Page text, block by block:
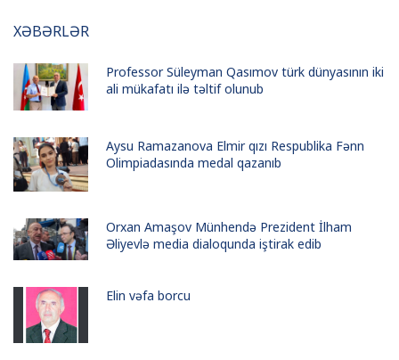
XƏBƏRLƏR
Professor Süleyman Qasımov türk dünyasının iki
ali mükafatı ilə təltif olunub
Aysu Ramazanova Elmir qızı Respublika Fənn
Olimpiadasında medal qazanıb
Orxan Amaşov Münhendə Prezident İlham
Əliyevlə media dialoqunda iştirak edib
Elin vəfa borcu